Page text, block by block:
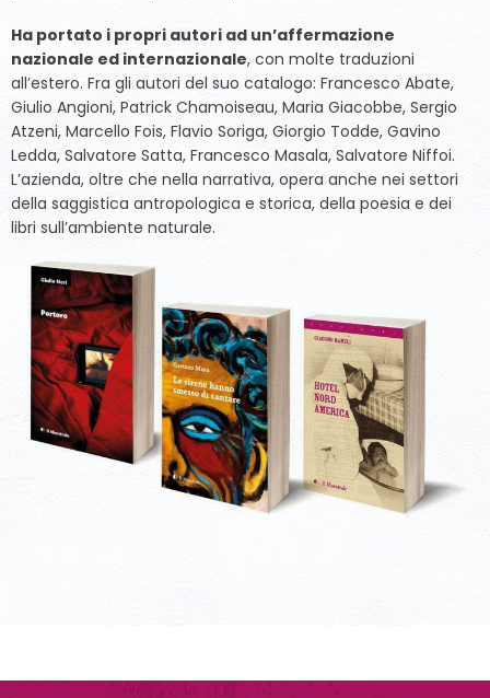
Ha portato i propri autori ad un’affermazione
nazionale ed internazionale, con molte traduzioni
all’estero. Fra gli autori del suo catalogo: Francesco Abate,
Giulio Angioni, Patrick Chamoiseau, Maria Giacobbe, Sergio
Atzeni, Marcello Fois, Flavio Soriga, Giorgio Todde, Gavino
Ledda, Salvatore Satta, Francesco Masala, Salvatore Niffoi.
L’azienda, oltre che nella narrativa, opera anche nei settori
della saggistica antropologica e storica, della poesia e dei
libri sull’ambiente naturale.